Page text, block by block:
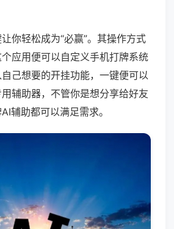
你轻松成为“必赢”。其操作方式
应用便可以自定义手机打牌系统
己想要的开挂功能，一键便可以
辅助器，不管你是想分享给好友
辅助都可以满足需求。